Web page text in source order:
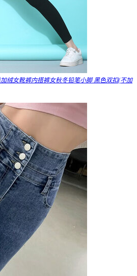
绒女靴裤内搭裤女秋冬铅笔小脚 黑色双扣(不加